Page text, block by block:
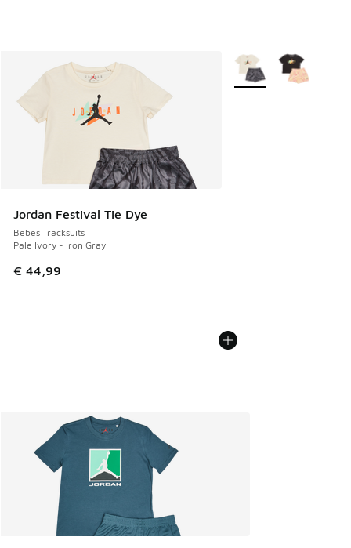
Jordan Festival Tie Dye
Bebes Tracksuits
Pale Ivory - Iron Gray
€ 44,99
Plus de couleurs